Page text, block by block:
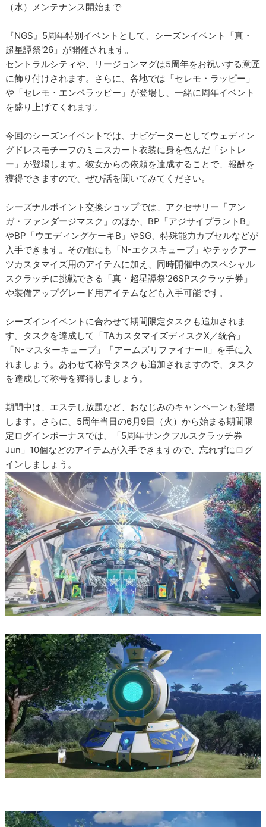
（水）メンテナンス開始まで
『NGS』5周年特別イベントとして、シーズンイベント「真・
超星譚祭'26」が開催されます。
セントラルシティや、リージョンマグは5周年をお祝いする意匠
に飾り付けされます。さらに、各地では「セレモ・ラッピー」
や「セレモ・エンペラッピー」が登場し、一緒に周年イベント
を盛り上げてくれます。
今回のシーズンイベントでは、ナビゲーターとしてウェディン
グドレスモチーフのミニスカート衣装に身を包んだ「シトレ
ー」が登場します。彼女からの依頼を達成することで、報酬を
獲得できますので、ぜひ話を聞いてみてください。
シーズナルポイント交換ショップでは、アクセサリー「アン
ガ・ファンダージマスク」のほか、BP「アジサイプラントB」
やBP「ウエディングケーキB」やSG、特殊能力カプセルなどが
入手できます。その他にも「N-エクスキューブ」やテックアー
ツカスタマイズ用のアイテムに加え、同時開催中のスペシャル
スクラッチに挑戦できる「真・超星譚祭'26SPスクラッチ券」
や装備アップグレード用アイテムなども入手可能です。
シーズインイベントに合わせて期間限定タスクも追加されま
す。タスクを達成して「TAカスタマイズディスクX／統合」
「N-マスターキューブ」「アームズリファイナーII」を手に入
れましょう。あわせて称号タスクも追加されますので、タスク
を達成して称号を獲得しましょう。
期間中は、エステし放題など、おなじみのキャンペーンも登場
します。さらに、5周年当日の6月9日（火）から始まる期間限
定ログインボーナスでは、「5周年サンクフルスクラッチ券
Jun」10個などのアイテムが入手できますので、忘れずにログ
インしましょう。